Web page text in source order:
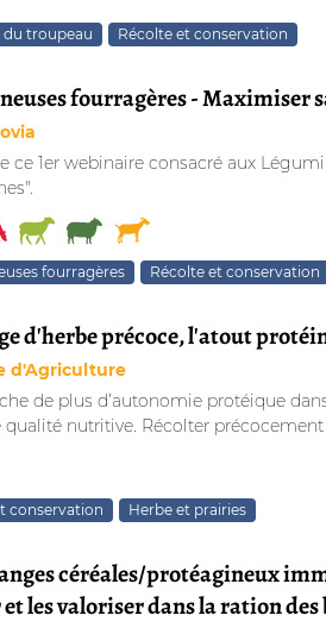
troupeau Récolte et conservation
fourragères - Maximiser
ce 1er webinaire consacré aux
fourragères Récolte et conservation
d'herbe précoce, l'atout
d'Agriculture
de plus d’autonomie protéique
nutritive. Récolter précocement
conservation Herbe et prairies
céréales/protéagineux
les valoriser dans la ration des